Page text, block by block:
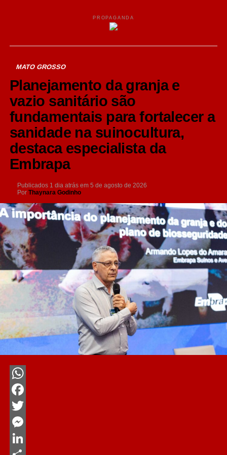
PROPAGANDA
MATO GROSSO
Planejamento da granja e
vazio sanitário são
fundamentais para fortalecer a
sanidade na suinocultura,
destaca especialista da
Embrapa
Publicados 1 dia atrás em 5 de agosto de 2026
Por Thaynara Godinho
WhatsApp
Facebook
Twitter
Messenger